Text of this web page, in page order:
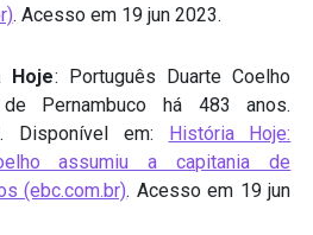
. Acesso em 19 jun 2023.
Hoje: Português Duarte Coelho
Pernambuco há 483 anos.
Disponível em:
História Hoje:
assumiu a capitania de
(ebc.com.br). Acesso em 19 jun